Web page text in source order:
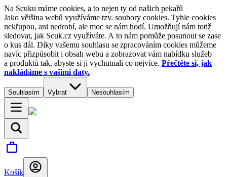
Na Scuku máme cookies, a to nejen ty od našich pekařů
Jako většina webů využíváme tzv. soubory cookies. Tyhle cookies
nekřupou, ani nedrobí, ale moc se nám hodí. Umožňují nám totiž
sledovat, jak Scuk.cz využíváte. A to nám pomůže posunout se zase
o kus dál. Díky vašemu souhlasu se zpracováním cookies můžeme
navíc přizpůsobit i obsah webu a zobrazovat vám nabídku služeb
a produktů tak, abyste si ji vychutnali co nejvíce. Přečtěte si, jak
nakládáme s vašimi daty.
Souhlasím Vybrat Nesouhlasím
Košík